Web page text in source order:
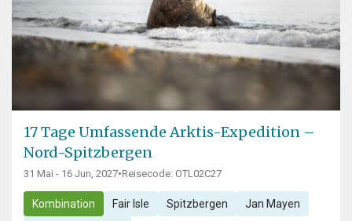
17 Tage Umfassende Arktis-Expedition –
Nord-Spitzbergen
31 Mai - 16 Jun, 2027•Reisecode: OTL02C27
Kombination Fair Isle Spitzbergen Jan Mayen